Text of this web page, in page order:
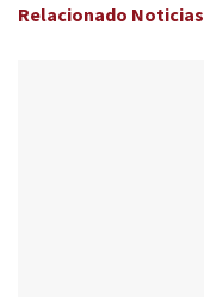
Relacionado Noticias